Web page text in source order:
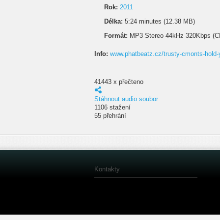
Rok: 2011
Délka: 5:24 minutes (12.38 MB)
Formát: MP3 Stereo 44kHz 320Kbps
Info: www.phatbeatz.cz/trusty-cmonts-hold-
41443 x přečteno
Stáhnout audio soubor
1106 stažení
55 přehrání
Kontakty